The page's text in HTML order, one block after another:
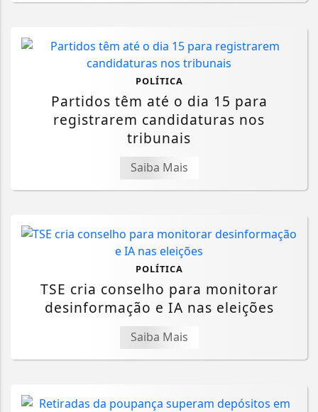
POLÍTICA
Partidos têm até o dia 15 para
registrarem candidaturas nos
tribunais
Saiba Mais
POLÍTICA
TSE cria conselho para monitorar
desinformação e IA nas eleições
Saiba Mais